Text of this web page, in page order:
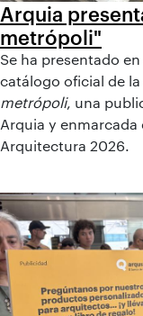
Arquia
metrópoli"
Se ha presentado
catálogo oficial de
metrópoli, una
Arquia y enmarcada
Arquitectura 2026.